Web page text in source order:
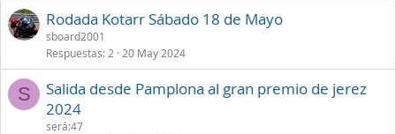
Rodada Kotarr Sábado 18 de Mayo
sboard2001
Respuestas 2 20 May 2024
S
Salida desde Pamplona al gran premio de jerez
2024
será:47